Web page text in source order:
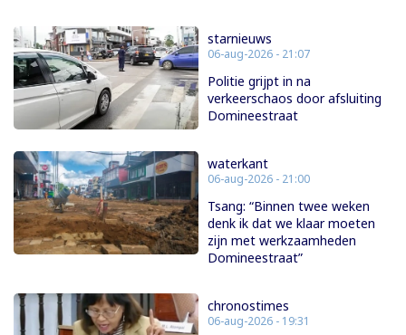
starnieuws
06-aug-2026 - 21:07
Politie grijpt in na
verkeerschaos door afsluiting
Domineestraat
waterkant
06-aug-2026 - 21:00
Tsang: “Binnen twee weken
denk ik dat we klaar moeten
zijn met werkzaamheden
Domineestraat”
chronostimes
06-aug-2026 - 19:31